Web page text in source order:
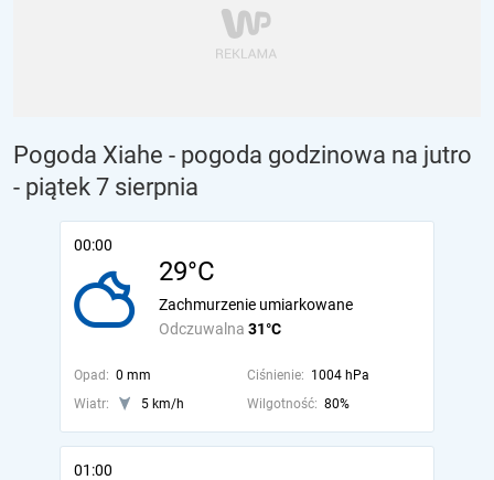
Pogoda Xiahe - pogoda godzinowa na jutro
- piątek 7 sierpnia
00:00
29°C
Odczuwalna 31°C
Zachmurzenie umiarkowane
Opad: 0 mm Ciśnienie: 1004 hPa
Wiatr:
5 km/h Wilgotność: 80%
01:00